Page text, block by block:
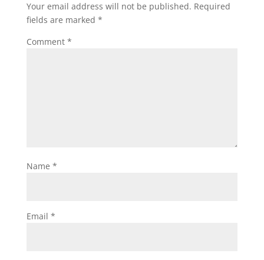
Your email address will not be published. Required
fields are marked *
Comment *
Name *
Email *